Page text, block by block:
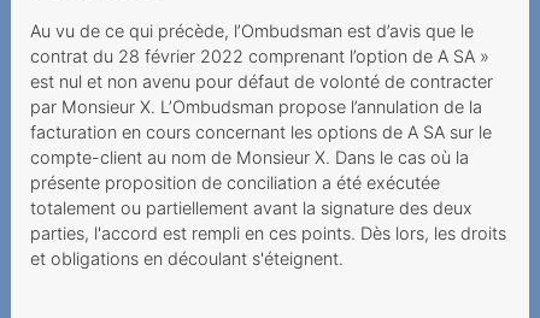
Au vu de ce qui précède, l’Ombudsman est d’avis que le
contrat du 28 février 2022 comprenant l’option de A SA »
est nul et non avenu pour défaut de volonté de contracter
par Monsieur X. L’Ombudsman propose l’annulation de la
facturation en cours concernant les options de A SA sur le
compte-client au nom de Monsieur X. Dans le cas où la
présente proposition de conciliation a été exécutée
totalement ou partiellement avant la signature des deux
parties, l'accord est rempli en ces points. Dès lors, les droits
et obligations en découlant s'éteignent.
Démarchage sur la voie
publique et droit de
révocation
Modification de contrat et
erreur sur le prix
d’abonnement
2018